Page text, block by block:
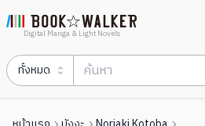
Digital Manga & Light Novels
ทั้งหมด